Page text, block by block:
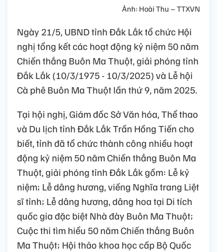
Ảnh: Hoài Thu – TTXVN
Ngày 21/5, UBND tỉnh Đắk Lắk tổ chức Hội
nghị tổng kết các hoạt động kỷ niệm 50 năm
Chiến thắng Buôn Ma Thuột, giải phóng tỉnh
Đắk Lắk (10/3/1975 - 10/3/2025) và Lễ hội
Cà phê Buôn Ma Thuột lần thứ 9, năm 2025.
Tại hội nghị, Giám đốc Sở Văn hóa, Thể thao
và Du lịch tỉnh Đắk Lắk Trần Hồng Tiến cho
biết, tỉnh đã tổ chức thành công nhiều hoạt
động kỷ niệm 50 năm Chiến thắng Buôn Ma
Thuột, giải phóng tỉnh Đắk Lắk gồm: Lễ kỷ
niệm; Lễ dâng hương, viếng Nghĩa trang Liệt
sĩ tỉnh; Lễ dâng hương, dâng hoa tại Di tích
quốc gia đặc biệt Nhà đày Buôn Ma Thuột;
Cuộc thi tìm hiểu 50 năm Chiến thắng Buôn
Ma Thuột; Hội thảo khoa học cấp Bộ Quốc